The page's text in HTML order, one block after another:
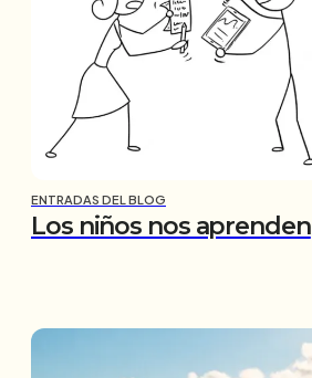
ENTRADAS DEL BLOG
Los niños nos aprenden